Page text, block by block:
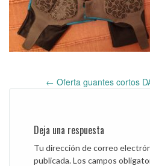
Post
← Oferta guantes cortos
Deja una respuesta
Tu dirección de correo
publicada.Los campos